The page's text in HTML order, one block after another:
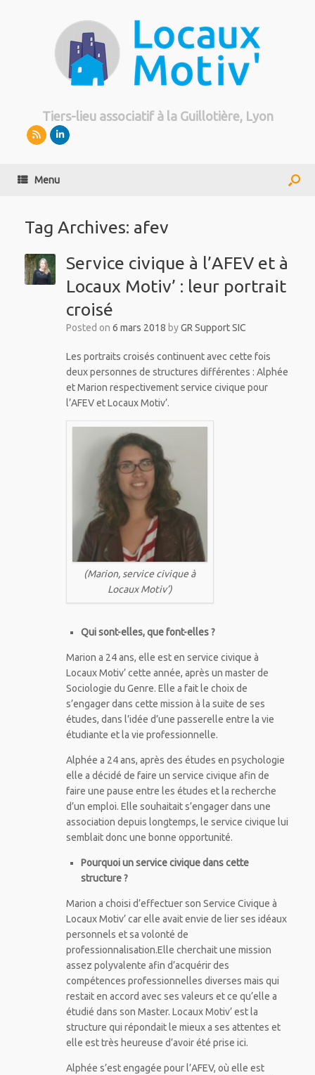
Tiers-lieu associatif à la Guillotière, Lyon
Menu
Tag Archives: afev
Service civique à l’AFEV et à
Locaux Motiv’ : leur portrait
croisé
Posted on 6 mars 2018 byGR Support SIC
Les portraits croisés continuent avec cette fois
deux personnes de structures différentes : Alphée
et Marion respectivement service civique pour
l’AFEV et Locaux Motiv’.
(Marion, service civique à
Locaux Motiv’)
Qui sont-elles, que font-elles ?
Marion a 24 ans, elle est en service civique à
Locaux Motiv’ cette année, après un master de
Sociologie du Genre. Elle a fait le choix de
s’engager dans cette mission à la suite de ses
études, dans l’idée d’une passerelle entre la vie
étudiante et la vie professionnelle.
Alphée a 24 ans, après des études en psychologie
elle a décidé de faire un service civique afin de
faire une pause entre les études et la recherche
d’un emploi. Elle souhaitait s’engager dans une
association depuis longtemps, le service civique lui
semblait donc une bonne opportunité.
Pourquoi un service civique dans cette
structure ?
Marion a choisi d’effectuer son Service Civique à
Locaux Motiv’ car elle avait envie de lier ses idéaux
personnels et sa volonté de
professionnalisation.Elle cherchait une mission
assez polyvalente afin d’acquérir des
compétences professionnelles diverses mais qui
restait en accord avec ses valeurs et ce qu’elle a
étudié dans son Master. Locaux Motiv’ est la
structure qui répondait le mieux a ses attentes et
elle est très heureuse d’avoir été prise ici.
Alphée s’est engagée pour l’AFEV, où elle est